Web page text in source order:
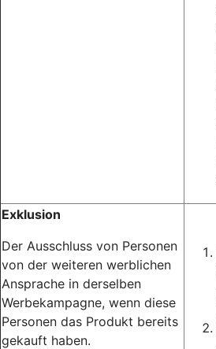
Exklusion
Der Ausschluss von Personen
von der weiteren werblichen
Ansprache in derselben
Werbekampagne, wenn diese
Personen das Produkt bereits
gekauft haben.